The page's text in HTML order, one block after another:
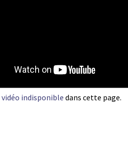
vidéo indisponible dans cette page.